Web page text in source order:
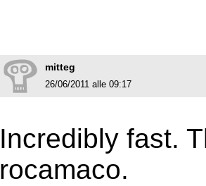
mitteg
26/06/2011 alle 09:17
Incredibly fast.
rocamaco.